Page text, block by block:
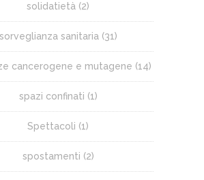
solidatietà (2)
sorveglianza sanitaria(31)
cancerogene e mutagene (14)
spazi confinati (1)
Spettacoli (1)
spostamenti (2)